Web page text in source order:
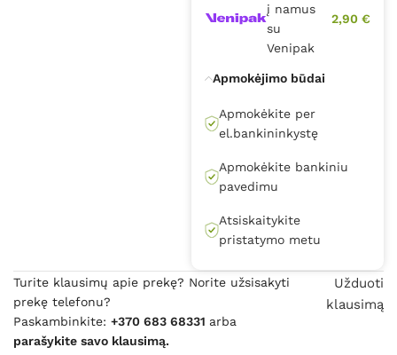
į namus
su
Venipak
2,90 €
Apmokėjimo būdai
Apmokėkite per
el.bankininkystę
Apmokėkite bankiniu
pavedimu
Atsiskaitykite
pristatymo metu
Turite klausimų apie prekę? Norite užsisakyti
prekę telefonu?
Paskambinkite: +370 683 68331 arba
parašykite savo klausimą.
Užduoti
klausimą